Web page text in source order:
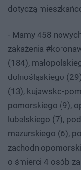
dotyczą
- Mamy 458
zakażenia
(184),
dolnośląskiego
(13), kujawsko-
pomorskiego (9),
lubelskiego (7),
mazurskiego (6),
o śmierci 4 osób